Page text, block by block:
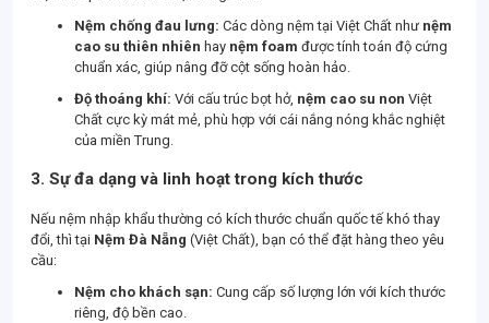
Nệm chống đau lưng: Các dòng nệm tại Việt Chất như nệm
cao su thiên nhiên hay nệm foam được tính toán độ cứng
chuẩn xác, giúp nâng đỡ cột sống hoàn hảo.
Độ thoáng khí: Với cấu trúc bọt hở, nệm cao su non Việt
Chất cực kỳ mát mẻ, phù hợp với cái nắng nóng khắc nghiệt
của miền Trung.
3. Sự đa dạng và linh hoạt trong kích thước
Nếu nệm nhập khẩu thường có kích thước chuẩn quốc tế khó thay
đổi, thì tại Nệm Đà Nẵng (Việt Chất), bạn có thể đặt hàng theo yêu
cầu:
Nệm cho khách sạn: Cung cấp số lượng lớn với kích thước
riêng, độ bền cao.